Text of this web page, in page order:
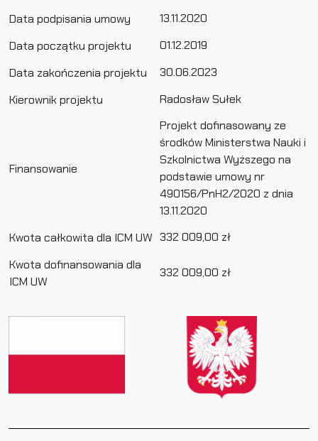
Data podpisania umowy
13.11.2020
Data początku projektu
01.12.2019
Data zakończenia projektu
30.06.2023
Kierownik projektu
Radosław Sułek
Finansowanie
Projekt dofinasowany ze
środków Ministerstwa Nauki i
Szkolnictwa Wyższego na
podstawie umowy nr
490156/PnH2/2020 z dnia
13.11.2020
Kwota całkowita dla ICM UW 332 009,00 zł
Kwota dofinansowania dla
ICM UW
332 009,00 zł